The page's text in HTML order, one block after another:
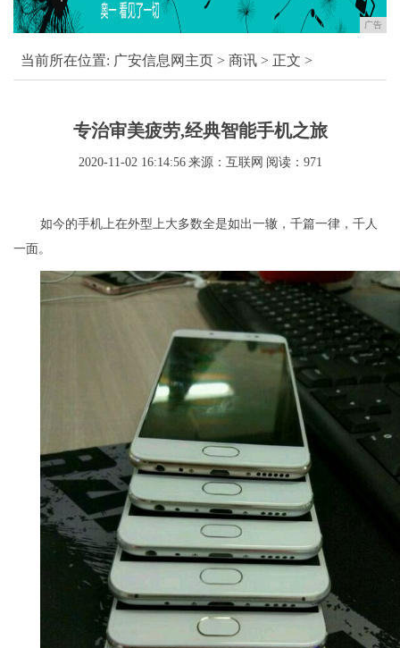
广告
当前所在位置: 广安信息网主页 > 商讯 > 正文 >
专治审美疲劳,经典智能手机之旅
2020-11-02 16:14:56 来源：互联网 阅读：971
如今的手机上在外型上大多数全是如出一辙，千篇一律，千人
一面。